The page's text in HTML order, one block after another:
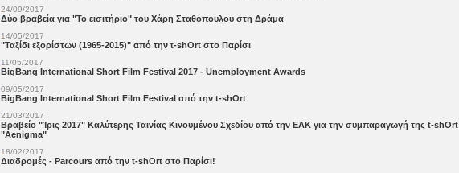
24/09/2017
Δύο βραβεία για "Το εισιτήριο" του Χάρη Σταθόπουλου στη Δράμα
14/05/2017
"Ταξίδι εξορίστων (1965-2015)" από την t-shOrt στο Παρίσι
11/05/2017
BigBang International Short Film Festival 2017 - Unemployment Awards
09/05/2017
BigBang International Short Film Festival από την t-shOrt
21/03/2017
Βραβείο "Ίρις 2017" Καλύτερης Ταινίας Κινουμένου Σχεδίου από την ΕΑΚ για την συμπαραγωγή της t-shOrt
"Aenigma"
18/02/2017
Διαδρομές - Parcours από την t-shOrt στο Παρίσι!